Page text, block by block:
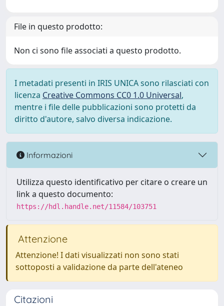
File in questo prodotto:
Non ci sono file associati a questo prodotto.
I metadati presenti in IRIS UNICA sono rilasciati con
licenza Creative Commons CC0 1.0 Universal,
mentre i file delle pubblicazioni sono protetti da
diritto d'autore, salvo diversa indicazione.
Informazioni
Utilizza questo identificativo per citare o creare un
link a questo documento:
https://hdl.handle.net/11584/103751
Attenzione
Attenzione! I dati visualizzati non sono stati
sottoposti a validazione da parte dell'ateneo
Citazioni